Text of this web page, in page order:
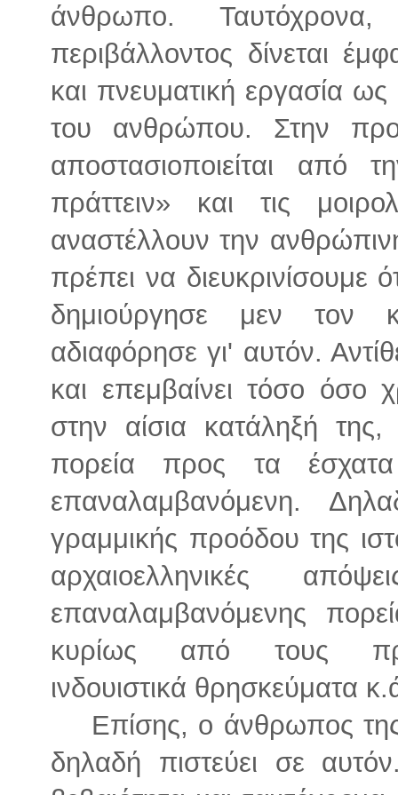
άνθρωπο.
περιβάλλοντος δίνεται
και πνευματική εργασία ως
του ανθρώπου. Στην
αποστασιοποιείται από
πράττειν» και τις
αναστέλλουν την
πρέπει να διευκρινίσουμε
δημιούργησε μεν τον
αδιαφόρησε γι' αυτόν.
και επεμβαίνει τόσο όσο
στην αίσια κατάληξή
πορεία προς τα
επαναλαμβανόμενη.
γραμμικής προόδου της
αρχαιοελληνικές
επαναλαμβανόμενης
κυρίως από τους
ινδουιστικά θρησκεύματα
Επίσης, ο άνθρωπος
δηλαδή πιστεύει σε